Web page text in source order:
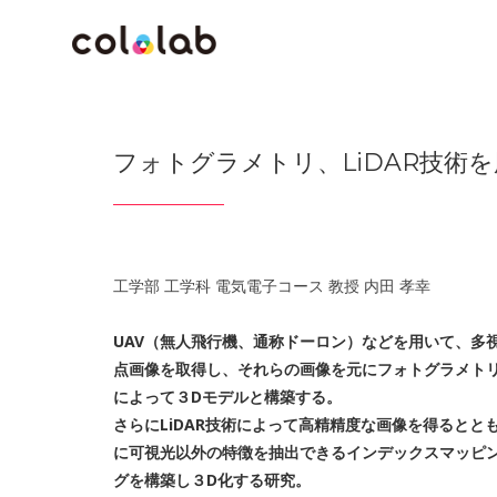
フォトグラメトリ、LiDAR技術
工学部 工学科 電気電子コース 教授 内田 孝幸
UAV（無人飛行機、通称ドーロン）などを用いて、多
点画像を取得し、それらの画像を元にフォトグラメトリ
によって３Dモデルと構築する。
さらにLiDAR技術によって高精精度な画像を得るとと
に可視光以外の特徴を抽出できるインデックスマッピ
グを構築し３D化する研究。